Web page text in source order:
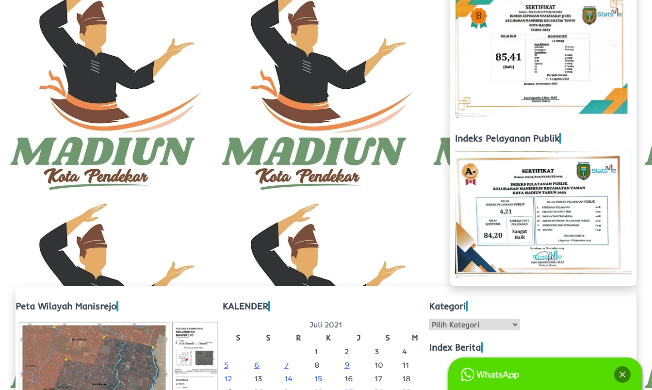
Indeks Pelayanan Publik
Peta Wilayah Manisrejo KALENDER
Juli 2021
S
S R K J S
M
1
2 3
4
5
6 7 8 9 10
11
12
13 14 15 16 17
18
Kategori
Kategori
Index Berita
Kembali dengan Semangat Baru! ??
Rapat Internal Pertama di Bulan Juni